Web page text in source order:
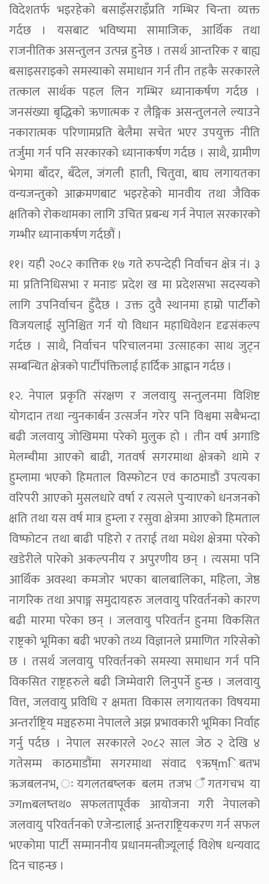
विदेशतर्फ भइरहेको बसाइँसराइँप्रति गम्भिर चिन्ता व्यक्त
गर्दछ । यसबाट भविष्यमा सामाजिक, आर्थिक तथा
राजनीतिक असन्तुलन उत्पन्न हुनेछ । तसर्थ आन्तरिक र बाह्य
बसाइसराइको समस्याको समाधान गर्न तीन तहकै सरकारले
तत्काल सार्थक पहल लिन गम्भिर ध्यानाकर्षण गर्दछ ।
जनसंख्या बृद्धिको ऋणात्मक र लैङ्गिक असन्तुलनले ल्याउने
नकारात्मक परिणामप्रति बेलैमा सचेत भएर उपयुक्त नीति
तर्जुमा गर्न पनि सरकारको ध्यानाकर्षण गर्दछ । साथै, ग्रामीण
भेगमा बाँदर, बँदेल, जंगली हाती, चितुवा, बाघ लगायतका
वन्यजन्तुको आक्रमणबाट भइरहेको मानवीय तथा जैविक
क्षतिको रोकथामका लागि उचित प्रबन्ध गर्न नेपाल सरकारको
गम्भीर ध्यानाकर्षण गर्दछौं ।
११। यही २०८२ कात्तिक १७ गते रुपन्देही निर्वाचन क्षेत्र नं। ३
मा प्रतिनिधिसभा र मनाङ प्रदेश ख मा प्रदेशसभा सदस्यको
लागि उपनिर्वाचन हुँदैछ । उक्त दुवै स्थानमा हाम्रो पार्टीको
विजयलाई सुनिश्चित गर्न यो विधान महाधिवेशन दृढसंकल्प
गर्दछ । साथै, निर्वाचन परिचालनमा उत्साहका साथ जुट्न
सम्बन्धित क्षेत्रको पार्टीपंक्तिलाई हार्दिक आह्वान गर्दछ ।
१२. नेपाल प्रकृति संरक्षण र जलवायु सन्तुलनमा विशिष्ट
योगदान तथा न्युनकार्बन उत्सर्जन गरेर पनि विश्वमा सबैभन्दा
बढी जलवायु जोखिममा परेको मुलुक हो । तीन वर्ष अगाडि
मेलम्चीमा आएको बाढी, गतवर्ष सगरमाथा क्षेत्रको थामे र
हुम्लामा भएको हिमताल विस्फोटन एवं काठमाडौं उपत्यका
वरिपरी आएको मुसलधारे वर्षा र त्यसले पुर्‍याएको धनजनको
क्षति तथा यस वर्ष मात्र हुम्ला र रसुवा क्षेत्रमा आएको हिमताल
विष्फोटन तथा बाढी पहिरो र तराई तथा मधेश क्षेत्रमा परेको
खडेरीले पारेको अकल्पनीय र अपुरणीय छन् । त्यसमा पनि
आर्थिक अवस्था कमजोर भएका बालबालिका, महिला, जेष्ठ
नागरिक तथा अपाङ्ग समुदायहरु जलवायु परिवर्तनको कारण
बढी मारमा परेका छन् । जलवायु परिवर्तन हुनमा विकसित
राष्ट्रको भूमिका बढी भएको तथ्य विज्ञानले प्रमाणित गरिसेको
छ । तसर्थ जलवायु परिवर्तनको समस्या समाधान गर्न पनि
विकसित राष्ट्रहरुले बढी जिम्मेवारी लिनुपर्ने हुन्छ । जलवायु
वित्त, जलवायु प्रविधि र क्षमता विकास लगायतका विषयमा
अन्तर्राष्ट्रिय मञ्चहरुमा नेपालले अझ प्रभावकारी भूमिका निर्वाह
गर्नु पर्दछ । नेपाल सरकारले २०८२ साल जेठ २ देखि ४
गतेसम्म काठमाडौंमा सगरमाथा संवाद ९ऋष्mिबतभ
ऋजबलनभ, ःयगलतबष्लक बलम तजभ ँगतगचभ या
ज्गmबलष्तथ० सफलतापूर्वक आयोजना गरी नेपालको
जलवायु परिवर्तनको एजेन्डालाई अन्तराष्ट्रियकरण गर्न सफल
भएकोमा पार्टी सम्माननीय प्रधानमन्त्रीज्यूलाई विशेष धन्यवाद
दिन चाहन्छ ।